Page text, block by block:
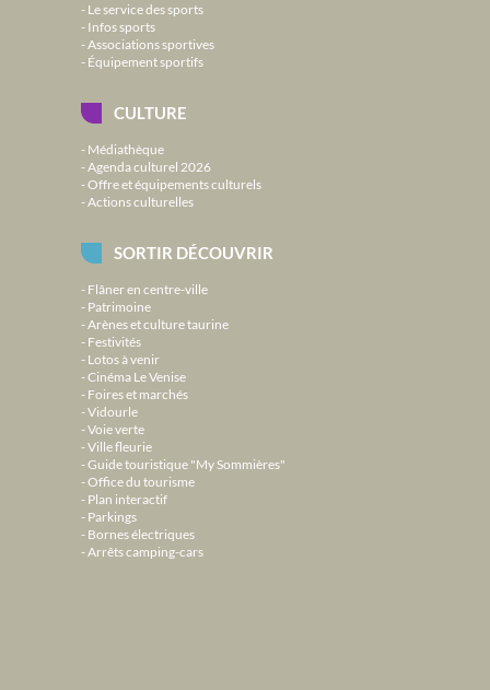
Le service des sports
Infos sports
Associations sportives
Équipement sportifs
CULTURE
Médiathèque
Agenda culturel 2026
Offre et équipements culturels
Actions culturelles
SORTIR DÉCOUVRIR
Flâner en centre-ville
Patrimoine
Arènes et culture taurine
Festivités
Lotos à venir
Cinéma Le Venise
Foires et marchés
Vidourle
Voie verte
Ville fleurie
Guide touristique "My Sommières"
Office du tourisme
Plan interactif
Parkings
Bornes électriques
Arrêts camping-cars